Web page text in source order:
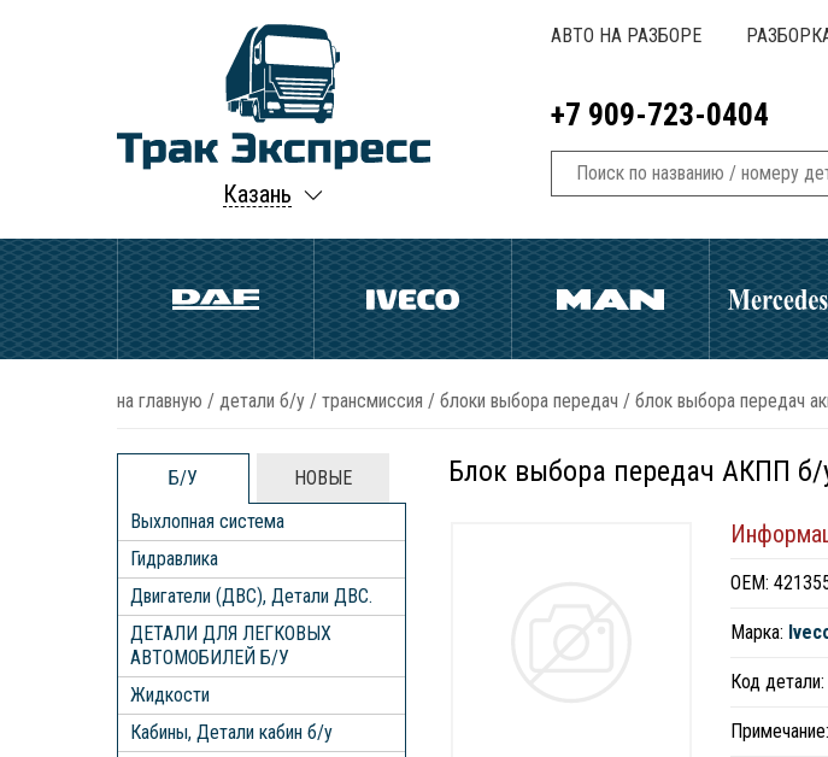
Казань
АВТО НА РАЗБОРЕ
+7 909-723-0404
на главную / детали б/у / трансмиссия / блоки выбора передач / блок выбора передач
Б/У
НОВЫЕ
Выхлопная система
Гидравлика
Двигатели (ДВС), Детали ДВС.
ДЕТАЛИ ДЛЯ ЛЕГКОВЫХ
АВТОМОБИЛЕЙ Б/У
Жидкости
Кабины, Детали кабин б/у
Блок выбора передач АКПП б/
ОЕМ:
Марка:
Код